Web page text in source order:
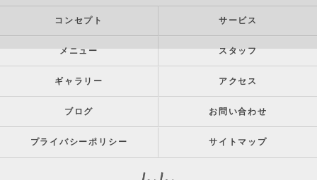
コンセプト サービス
メニュー スタッフ
ギャラリー アクセス
ブログ お問い合わせ
プライバシーポリシー サイトマップ